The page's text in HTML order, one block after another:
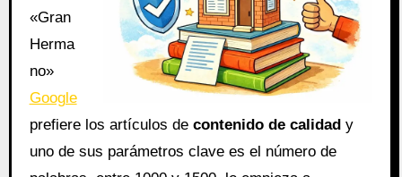
«Gran
Herma
no»
Google
prefiere los artículos de contenido de calidady
uno de sus parámetros clave es el número de